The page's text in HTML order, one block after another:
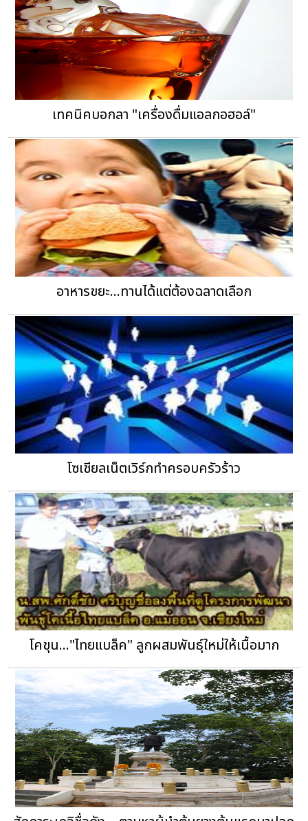
เทคนิคบอกลา "เครื่องดื่มแอลกอฮอล์"
อาหารขยะ...ทานได้แต่ต้องฉลาดเลือก
โซเชียลเน็ตเวิร์กทำครอบครัวร้าว
โคขุน..."ไทยแบล็ค" ลูกผสมพันธุ์ใหม่ให้เนื้อมาก